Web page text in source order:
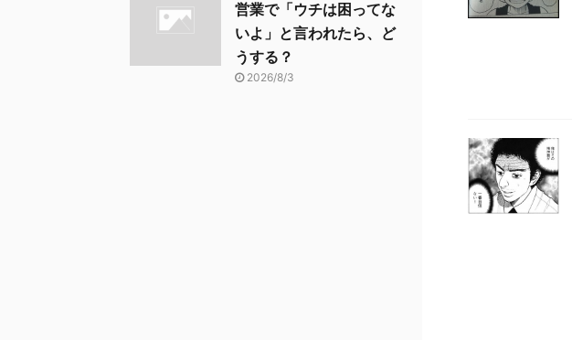
営業で「ウチは困ってな
いよ」と言われたら、ど
うする？
2026/8/3